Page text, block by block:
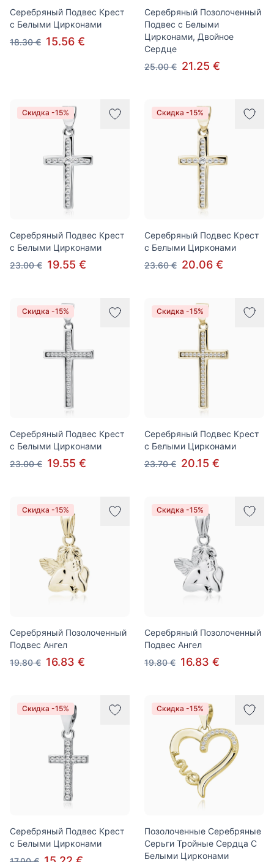
Серебряный Подвес Крест
с Белыми Цирконами
18.30 € 15.56 €
Серебряный Позолоченный
Подвес с Белыми
Цирконами, Двойное
Сердце
25.00 € 21.25 €
Скидка -15%
Серебряный Подвес Крест
с Белыми Цирконами
23.00 € 19.55 €
Скидка -15%
Серебряный Подвес Крест
с Белыми Цирконами
23.60 € 20.06 €
Скидка -15%
Серебряный Подвес Крест
с Белыми Цирконами
23.00 € 19.55 €
Скидка -15%
Серебряный Подвес Крест
с Белыми Цирконами
23.70 € 20.15 €
Скидка -15%
Серебряный Позолоченный
Подвес Ангел
19.80 € 16.83 €
Скидка -15%
Серебряный Позолоченный
Подвес Ангел
19.80 € 16.83 €
Скидка -15%
Серебряный Подвес Крест
с Белыми Цирконами
Скидка -15%
Позолоченные Серебряные
Серьги Тройные Сердца С
Белыми Цирконами